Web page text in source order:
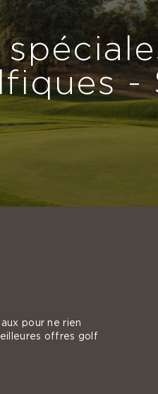
-
pour ne rien
offres golf